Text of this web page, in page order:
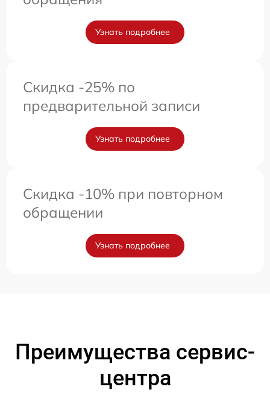
Узнать подробнее
Скидка -25% по
предварительной записи
Узнать подробнее
Скидка -10% при повторном
обращении
Узнать подробнее
Преимущества сервис-
центра